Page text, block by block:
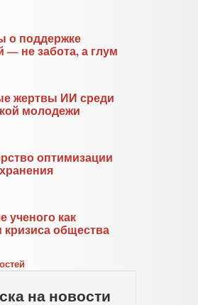
о поддержке
— не забота, а глум
жертвы ИИ среди
молодежи
оптимизации
ученого как
общества
на новости